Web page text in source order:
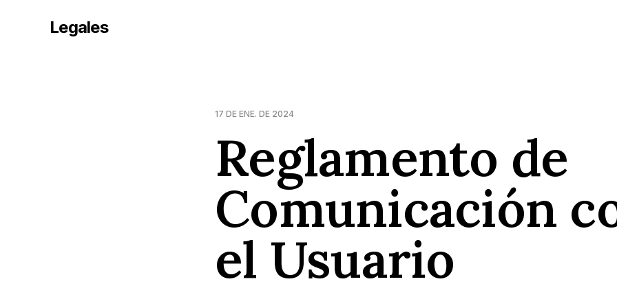
Legales
17 DE ENE. DE 2024
Reglamento de
Comunicación
el Usuario